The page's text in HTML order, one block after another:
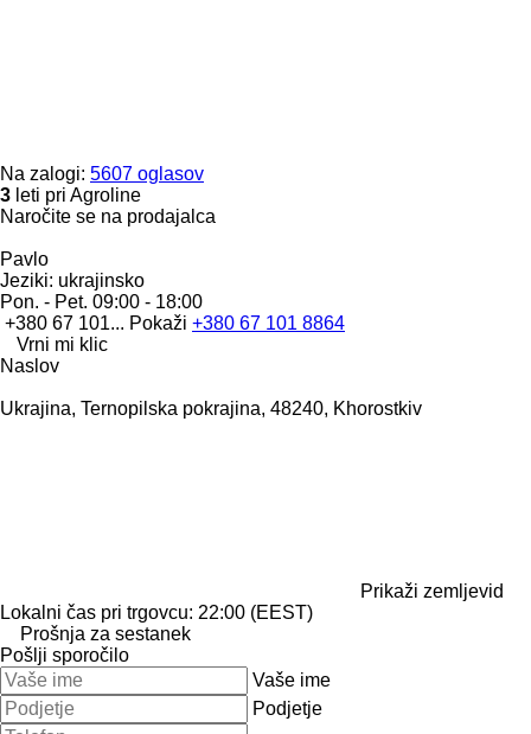
Na zalogi: 5607 oglasov
3 leti pri Agroline
Naročite se na prodajalca
Pavlo
Jeziki: ukrajinsko
Pon. - Pet. 09:00 - 18:00
+380 67 101... Pokaži +380 67 101 8864
Vrni mi klic
Naslov
Ukrajina, Ternopilska pokrajina, 48240, Khorostkiv
Prikaži zemljevid
Lokalni čas pri trgovcu: 22:00 (EEST)
Prošnja za sestanek
Pošlji sporočilo
Vaše ime
Podjetje